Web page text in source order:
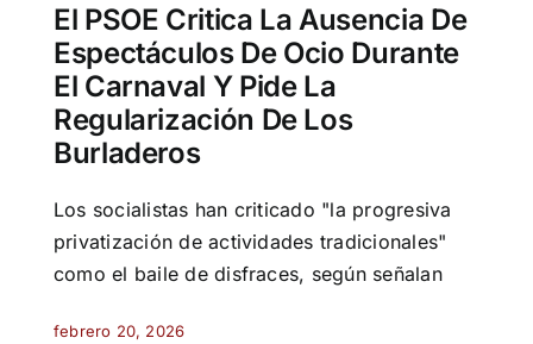
El PSOE Critica La Ausencia De
Espectáculos De Ocio Durante
El Carnaval Y Pide La
Regularización De Los
Burladeros
Los socialistas han criticado "la progresiva
privatización de actividades tradicionales"
como el baile de disfraces, según señalan
febrero 20, 2026